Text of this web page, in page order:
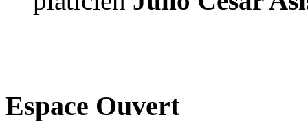
Espace Ouvert